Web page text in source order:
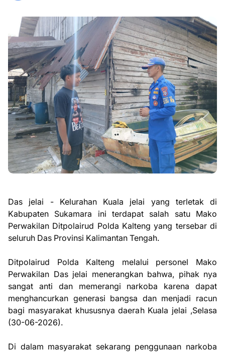
‎Das jelai - Kelurahan Kuala jelai yang terletak di
Kabupaten Sukamara ini terdapat salah satu Mako
Perwakilan Ditpolairud Polda Kalteng yang tersebar di
seluruh Das Provinsi Kalimantan Tengah.
‎Ditpolairud Polda Kalteng melalui personel Mako
Perwakilan Das jelai menerangkan bahwa, pihak nya
sangat anti dan memerangi narkoba karena dapat
menghancurkan generasi bangsa dan menjadi racun
bagi masyarakat khususnya daerah Kuala jelai ,Selasa
(30-06-2026).
‎Di dalam masyarakat sekarang penggunaan narkoba